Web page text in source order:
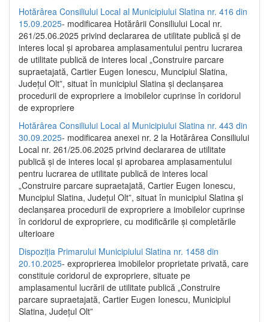
Hotărârea Consiliului Local al Municipiului Slatina nr. 416 din
15.09.2025- modificarea Hotărârii Consiliului Local nr.
261/25.06.2025 privind declararea de utilitate publică și de
interes local și aprobarea amplasamentului pentru lucrarea
de utilitate publică de interes local „Construire parcare
supraetajată, Cartier Eugen Ionescu, Muncipiul Slatina,
Județul Olt”, situat în municipiul Slatina și declanșarea
procedurii de expropriere a imobilelor cuprinse în coridorul
de expropriere
Hotărârea Consiliului Local al Municipiului Slatina nr. 443 din
30.09.2025- modificarea anexei nr. 2 la Hotărârea Consiliului
Local nr. 261/25.06.2025 privind declararea de utilitate
publică şi de interes local şi aprobarea amplasamentului
pentru lucrarea de utilitate publică de interes local
„Construire parcare supraetajată, Cartier Eugen Ionescu,
Muncipiul Slatina, Judeţul Olt”, situat în municipiul Slatina şi
declanşarea procedurii de expropriere a imobilelor cuprinse
în coridorul de expropriere, cu modificările şi completările
ulterioare
Dispoziția Primarului Municipiului Slatina nr. 1458 din
20.10.2025- exproprierea imobilelor proprietate privată, care
constituie coridorul de expropriere, situate pe
amplasamentul lucrării de utilitate publică „Construire
parcare supraetajată, Cartier Eugen Ionescu, Municipiul
Slatina, Județul Olt”